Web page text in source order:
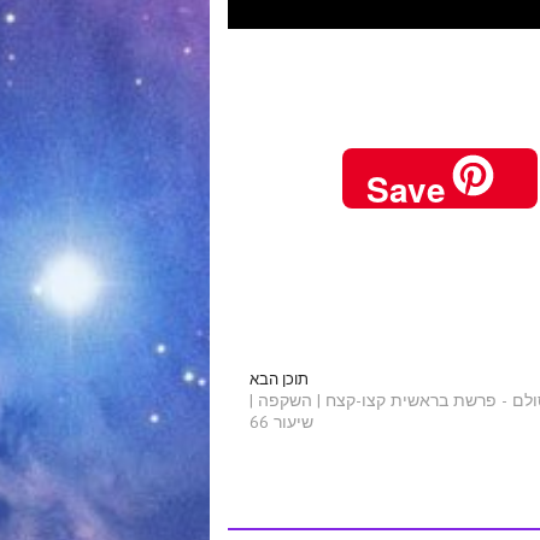
Save
תוכן הבא
- פרשת בראשית קצו-קצח | השקפה |
שיעור 66